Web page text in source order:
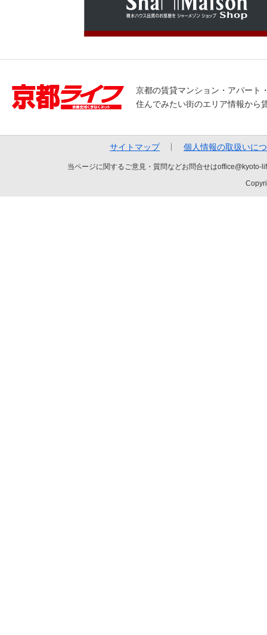
京都の賃貸マンション・アパート
住んでみたい街のエリア情報から
サイトマップ 個人情報の取扱いに
当ページに関するご意見・質問などお問合せは